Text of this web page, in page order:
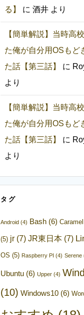
る】
に酒井 より
【簡単解説】当時高
た俺が自分用OSもど
た話【第三話】
に
より
【簡単解説】当時高
た俺が自分用OSもど
た話【第三話】
に
より
タグ
Android (4) Bash (6) Caramel
(5) jr (7) JR東日本 (7)
OS (5) Raspberry PI (4) Serene
Ubuntu (6) Upper (4)
(10) Windows10 (6)